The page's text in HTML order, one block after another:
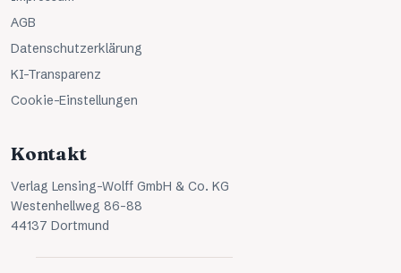
AGB
Datenschutzerklärung
KI-Transparenz
Cookie-Einstellungen
Kontakt
Verlag Lensing-Wolff GmbH & Co. KG
Westenhellweg 86-88
44137 Dortmund